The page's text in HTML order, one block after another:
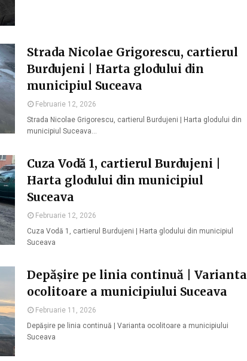
Strada Nicolae Grigorescu, cartierul
Burdujeni | Harta glodului din
municipiul Suceava
Februarie 12, 2026
Strada Nicolae Grigorescu, cartierul Burdujeni | Harta glodului din
municipiul Suceava…
Cuza Vodă 1, cartierul Burdujeni |
Harta glodului din municipiul
Suceava
Februarie 12, 2026
Cuza Vodă 1, cartierul Burdujeni | Harta glodului din municipiul
Suceava
Depășire pe linia continuă | Varianta
ocolitoare a municipiului Suceava
Februarie 11, 2026
Depășire pe linia continuă | Varianta ocolitoare a municipiului
Suceava